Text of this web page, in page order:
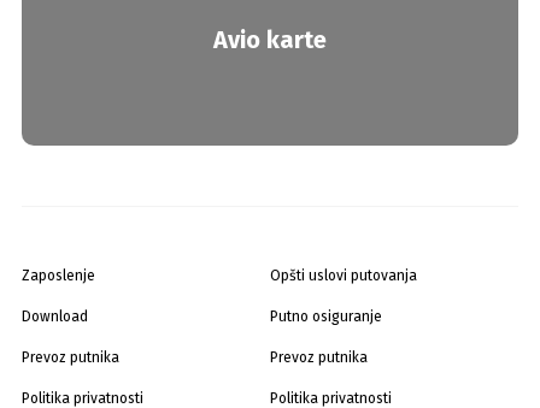
Avio karte
Zaposlenje
Download
Prevoz putnika
Politika privatnosti
Opšti uslovi putovanja
Putno osiguranje
Prevoz putnika
Politika privatnosti